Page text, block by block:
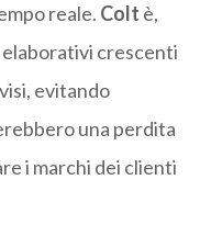
reale. Colt è,
crescenti
evitando
una perdita
i marchi dei clienti